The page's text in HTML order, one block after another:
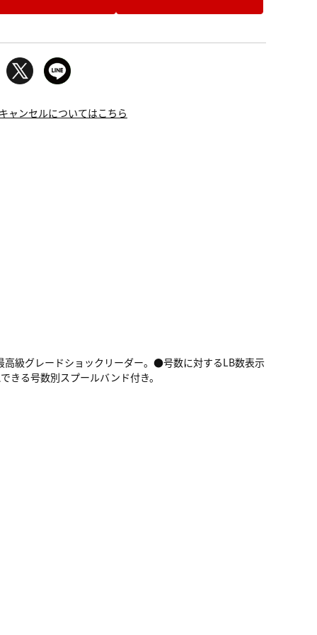
ャンセルについてはこちら
級グレードショックリーダー。●号数に対するLB数表示
る号数別スプールバンド付き。